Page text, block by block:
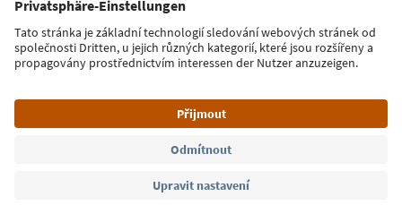
16
17
18
19
21
FAQ Kontaktujte nás Tisk
MICE
Zásady ochrany osobních údajů
Podmínky a ujednání
Tiráž
Prohlášení o přístupnosti